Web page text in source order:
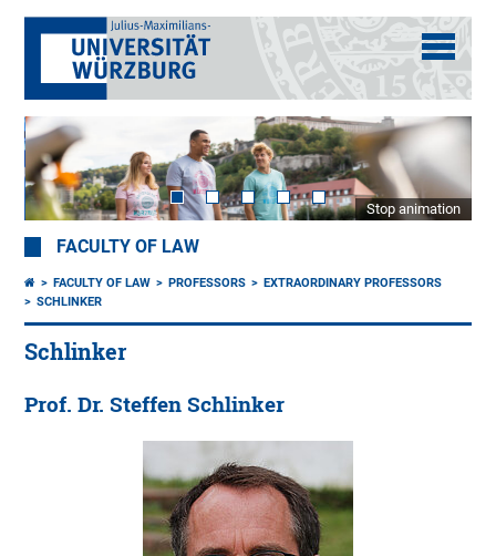
Stop animation
FACULTY OF LAW
FACULTY OF LAW PROFESSORS
EXTRAORDINARY PROFESSORS
SCHLINKER
Schlinker
Prof. Dr. Steffen Schlinker